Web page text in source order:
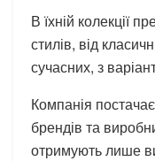
В їхній колекції
стилів, від
сучасних, з
Компанія
брендів та
отримують лише